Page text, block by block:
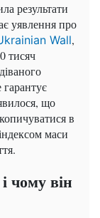
результати
уявлення про
Wall,
тисяч
гарантує
що
в
маси
чому він